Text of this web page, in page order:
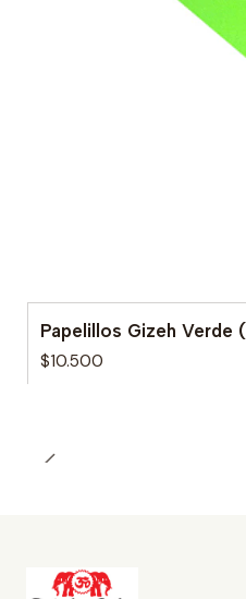
Papelillos Gizeh Verde
$10.500